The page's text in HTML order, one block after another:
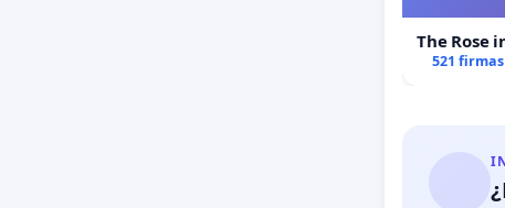
The Rose
521 firmas